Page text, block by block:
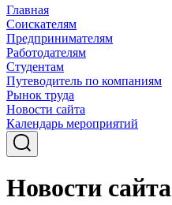
Главная
Соискателям
Предпринимателям
Работодателям
Студентам
Путеводитель по компаниям
Рынок труда
Новости сайта
Календарь мероприятий
Новости сайта